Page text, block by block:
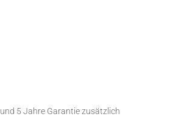
und 5 Jahre Garantie zusätzlich